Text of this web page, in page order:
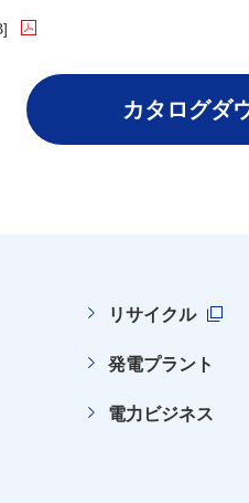
カタログダ
リサイクル
発電プラント
電力ビジネス